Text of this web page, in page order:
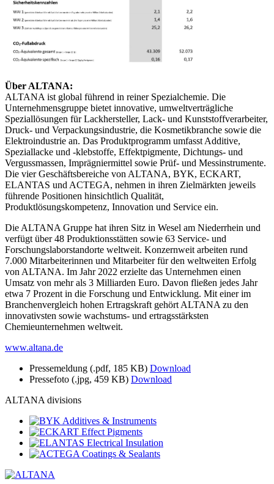
Über ALTANA:
ALTANA ist global führend in reiner Spezialchemie. Die
Unternehmensgruppe bietet innovative, umweltverträgliche
Speziallösungen für Lackhersteller, Lack- und Kunststoffverarbeiter,
Druck- und Verpackungsindustrie, die Kosmetikbranche sowie die
Elektroindustrie an. Das Produktprogramm umfasst Additive,
Speziallacke und -klebstoffe, Effektpigmente, Dichtungs- und
Vergussmassen, Imprägniermittel sowie Prüf- und Messinstrumente.
Die vier Geschäftsbereiche von ALTANA, BYK, ECKART,
ELANTAS und ACTEGA, nehmen in ihren Zielmärkten jeweils
führende Positionen hinsichtlich Qualität,
Produktlösungskompetenz, Innovation und Service ein.
Die ALTANA Gruppe hat ihren Sitz in Wesel am Niederrhein und
verfügt über 48 Produktionsstätten sowie 63 Service- und
Forschungslaborstandorte weltweit. Konzernweit arbeiten rund
7.000 Mitarbeiterinnen und Mitarbeiter für den weltweiten Erfolg
von ALTANA. Im Jahr 2022 erzielte das Unternehmen einen
Umsatz von mehr als 3 Milliarden Euro. Davon fließen jedes Jahr
etwa 7 Prozent in die Forschung und Entwicklung. Mit einer im
Branchenvergleich hohen Ertragskraft gehört ALTANA zu den
innovativsten sowie wachstums- und ertragsstärksten
Chemieunternehmen weltweit.
www.altana.de
Pressemeldung (.pdf, 185 KB) Download
Pressefoto (.jpg, 459 KB) Download
ALTANA divisions